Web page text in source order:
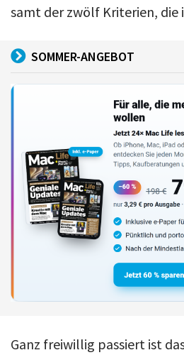
samt der zwölf Kriterien, die
SOMMER-ANGEBOT
Ganz freiwillig passiert ist